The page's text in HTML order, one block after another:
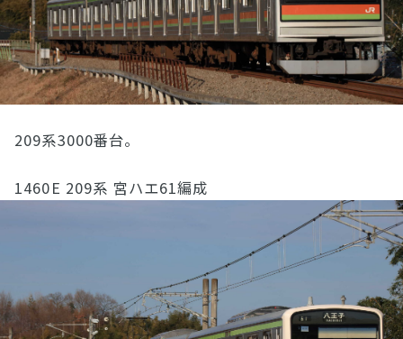
209系3000番台。
1460E 209系 宮ハエ61編成